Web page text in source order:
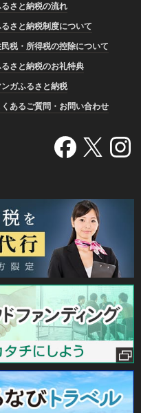
さと納税の流れ
さと納税制度について
税・所得税の控除について
さと納税のお礼特典
ンガふるさと納税
くあるご質問・お問い合わせ